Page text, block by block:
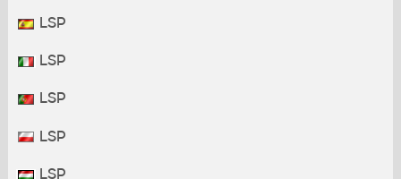
LSP
LSP
LSP
LSP
LSP